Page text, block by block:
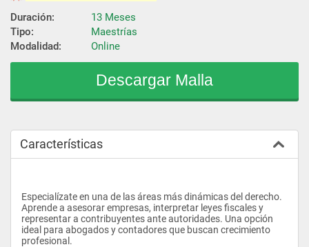
Duración:
13 Meses
Tipo:
Maestrías
Modalidad:
Online
Descargar Malla
Características
Especialízate en una de las áreas más dinámicas del derecho.
Aprende a asesorar empresas, interpretar leyes fiscales y
representar a contribuyentes ante autoridades. Una opción
ideal para abogados y contadores que buscan crecimiento
profesional.